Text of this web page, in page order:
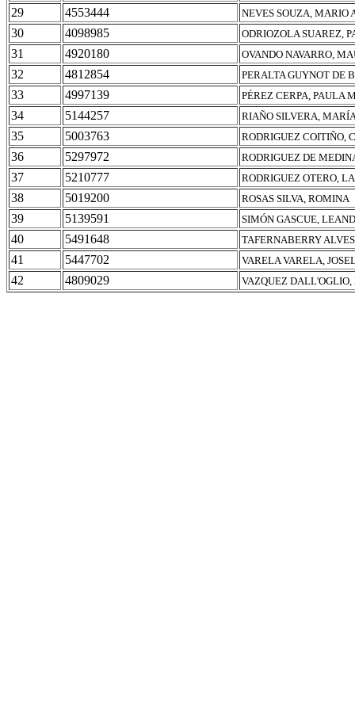
29 4553444 NEVES SOUZA, MARIO
30 4098985 ODRIOZOLA SUAREZ,
31 4920180 OVANDO NAVARRO,
32 4812854 PERALTA GUYNOT DE
33 4997139 PÉREZ CERPA, PAULA
34 5144257 RIAÑO SILVERA,
35 5003763 RODRIGUEZ COITIÑO,
36 5297972 RODRIGUEZ DE
37 5210777 RODRIGUEZ OTERO,
38 5019200 ROSAS SILVA, ROMINA
39 5139591 SIMÓN GASCUE,
40 5491648 TAFERNABERRY
41 5447702 VARELA VARELA,
42 4809029 VAZQUEZ